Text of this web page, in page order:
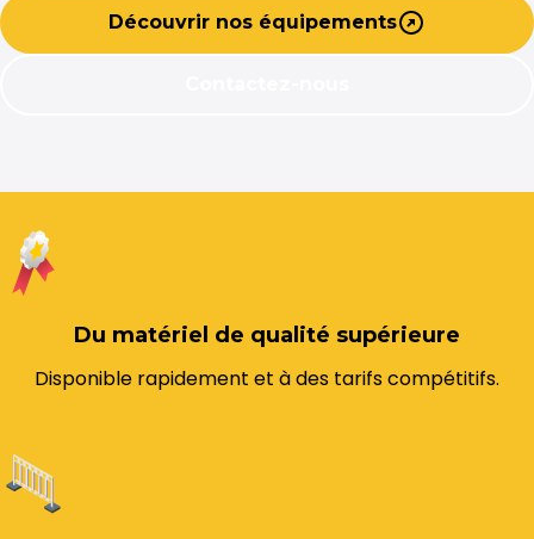
Découvrir nos équipements
Du matériel de qualité supérieure
Disponible rapidement et à des tarifs compétitifs.